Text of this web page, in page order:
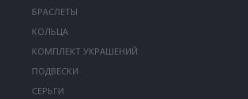
БРАСЛЕТЫ
КОЛЬЦА
КОМПЛЕКТ УКРАШЕНИЙ
ПОДВЕСКИ
СЕРЬГИ